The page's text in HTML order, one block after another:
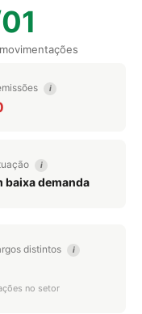
i
i
baixa demanda
distintos i
no setor